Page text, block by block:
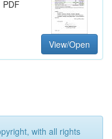
PDF
View/Open
with all rights